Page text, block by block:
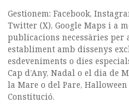
Gestionem: Facebook,
Twitter (X), Google Maps i a
publicacions necessàries per
establiment amb dissenys
esdeveniments o dies
Cap d’Any, Nadal o el dia de
la Mare o del Pare,
Constitució.